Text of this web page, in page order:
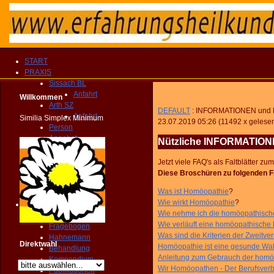
START
PRAXIS
Sissach BL
Anfahrt
Arth SZ
Anfahrt
Person
Angebot
Therapien
Vergütung
Fragebogen
KONTAKT
TERMIN
Homöopathie
PRAXIS
Fragebogen
Hahnemann
Behandlung
Kompendium
Publikationen
Willkommen
Similia Simplex Minimum
Direktwahl
DEFAULT : INFORMATIONEN
23.07.2019 05:26 (11492 x
Nützliche
Jetzt viele FAQ's als Faltblätter
Diese Broschüren zu folgenden
Was ist Homöopathie?
Wie wirkt Homöopathie?
Wie nehme ich die
Wie verläuft eine homöopathische
Was sind die Kriterien der
Homöopathie ist eine gesunde
Anleitung zum Gebrauch der
Wir Homöopathen - Der